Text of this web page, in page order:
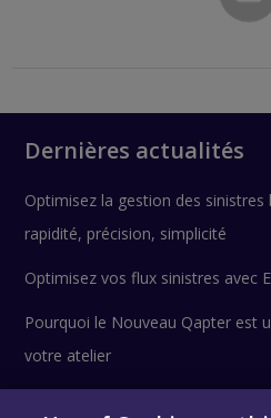
Dernières actualités
Optimisez la gestion des sinistres
rapidité, précision, simplicité
Optimisez vos flux sinistres avec
Pourquoi le Nouveau Qapter est
votre atelier